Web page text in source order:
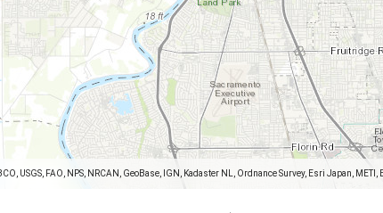
USGS, FAO, NPS, NRCAN, GeoBase, IGN, Kadaster NL, Ordnance Survey, Esri Japan,